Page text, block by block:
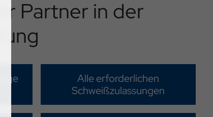
Partner in der
Alle erforderlichen
Schweißzulassungen